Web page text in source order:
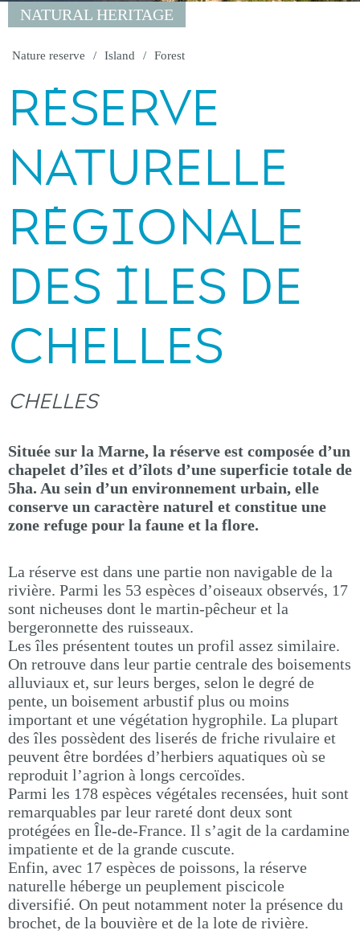
NATURAL HERITAGE
Nature reserve Island Forest
RÉSERVE
NATURELLE
RÉGIONALE
DES ÎLES DE
CHELLES
CHELLES
Située sur la Marne, la réserve est composée d’un
chapelet d’îles et d’îlots d’une superficie totale de
5ha. Au sein d’un environnement urbain, elle
conserve un caractère naturel et constitue une
zone refuge pour la faune et la flore.
La réserve est dans une partie non navigable de la
rivière. Parmi les 53 espèces d’oiseaux observés, 17
sont nicheuses dont le martin-pêcheur et la
bergeronnette des ruisseaux.
Les îles présentent toutes un profil assez similaire.
On retrouve dans leur partie centrale des boisements
alluviaux et, sur leurs berges, selon le degré de
pente, un boisement arbustif plus ou moins
important et une végétation hygrophile. La plupart
des îles possèdent des liserés de friche rivulaire et
peuvent être bordées d’herbiers aquatiques où se
reproduit l’agrion à longs cercoïdes.
Parmi les 178 espèces végétales recensées, huit sont
remarquables par leur rareté dont deux sont
protégées en Île-de-France. Il s’agit de la cardamine
impatiente et de la grande cuscute.
Enfin, avec 17 espèces de poissons, la réserve
naturelle héberge un peuplement piscicole
diversifié. On peut notamment noter la présence du
brochet, de la bouvière et de la lote de rivière.